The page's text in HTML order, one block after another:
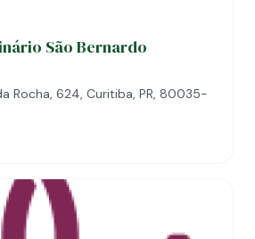
São Bernardo
Rocha, 624, Curitiba, PR, 80035-